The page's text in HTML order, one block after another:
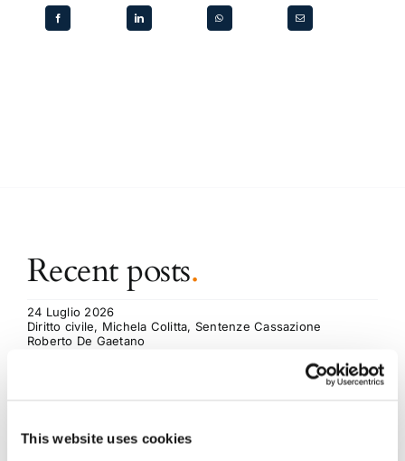
This website uses cookies
Recent posts.
24 Luglio 2026
Diritto civile, Michela Colitta, Sentenze Cassazione
Roberto De Gaetano
News.